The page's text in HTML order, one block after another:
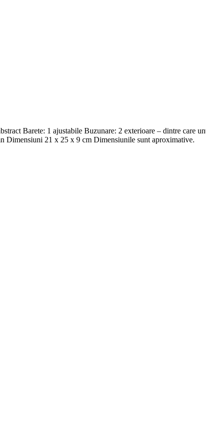
Barete: 1 ajustabile Buzunare: 2 exterioare – dintre care
Dimensiuni 21 x 25 x 9 cm Dimensiunile sunt aproximative.